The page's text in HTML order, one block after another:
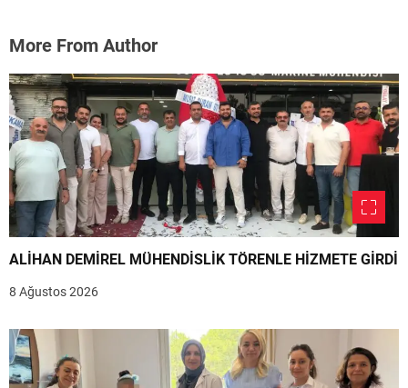
More From Author
ALİHAN DEMİREL MÜHENDİSLİK TÖRENLE HİZMETE GİRDİ
8 Ağustos 2026